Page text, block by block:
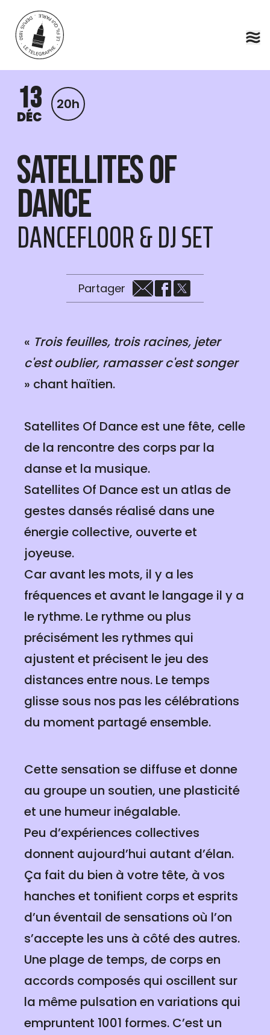
Aller au contenu principal
13
DÉC
20h
Satellites of
Dance
DANCEFLOOR & DJ SET
Partager
« Trois feuilles, trois racines, jeter
c'est oublier, ramasser c'est songer
» chant haïtien.
Satellites Of Dance est une fête, celle
de la rencontre des corps par la
danse et la musique.
Satellites Of Dance est un atlas de
gestes dansés réalisé dans une
énergie collective, ouverte et
joyeuse.
Car avant les mots, il y a les
fréquences et avant le langage il y a
le rythme. Le rythme ou plus
précisément les rythmes qui
ajustent et précisent le jeu des
distances entre nous. Le temps
glisse sous nos pas les célébrations
du moment partagé ensemble.
Cette sensation se diffuse et donne
au groupe un soutien, une plasticité
et une humeur inégalable.
Peu d’expériences collectives
donnent aujourd’hui autant d’élan.
Ça fait du bien à votre tête, à vos
hanches et tonifient corps et esprits
d’un éventail de sensations où l’on
s’accepte les uns à côté des autres.
Une plage de temps, de corps en
accords composés qui oscillent sur
la même pulsation en variations qui
empruntent 1001 formes. C’est un